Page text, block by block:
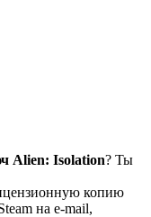
Alien: Isolation? Ты
копию
на e-mail,